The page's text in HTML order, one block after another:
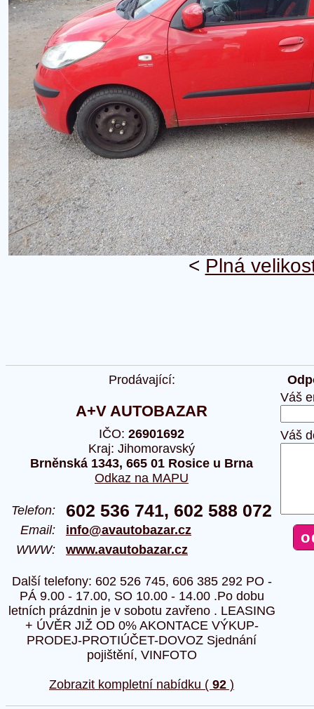
< Plná
Prodávající:
A+V AUTOBAZAR
IČO: 26901692
Kraj: Jihomoravský
Brněnská 1343, 665 01 Rosice u Brna
Odkaz na MAPU
Telefon: 602 536 741, 602 588 072
Email: info@avautobazar.cz
WWW: www.avautobazar.cz
Další telefony: 602 526 745, 606 385 292 PO -
PÁ 9.00 - 17.00, SO 10.00 - 14.00 .Po dobu
letních prázdnin je v sobotu zavřeno . LEASING
+ ÚVĚR JIŽ OD 0% AKONTACE VÝKUP-
PRODEJ-PROTIÚČET-DOVOZ Sjednání
pojištění, VINFOTO
Zobrazit kompletní nabídku ( 92 )
Váš
Váš